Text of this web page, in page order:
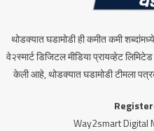
थोडक्यात घडामोडी ही कमीत कमी
वे२स्मार्ट डिजिटल मीडिया प्रायव्हेट
केली आहे, थोडक्यात घडामोडी टीमला
Way2smart Digital